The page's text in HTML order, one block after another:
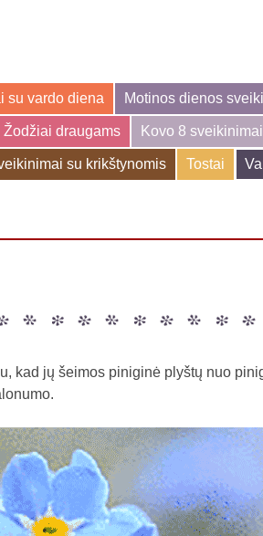
su vardo diena Motinos dienos
Žodžiai draugams Kovo 8 sveikinimai
su krikštynomis Tostai
kad jų šeimos piniginė plyštų nuo